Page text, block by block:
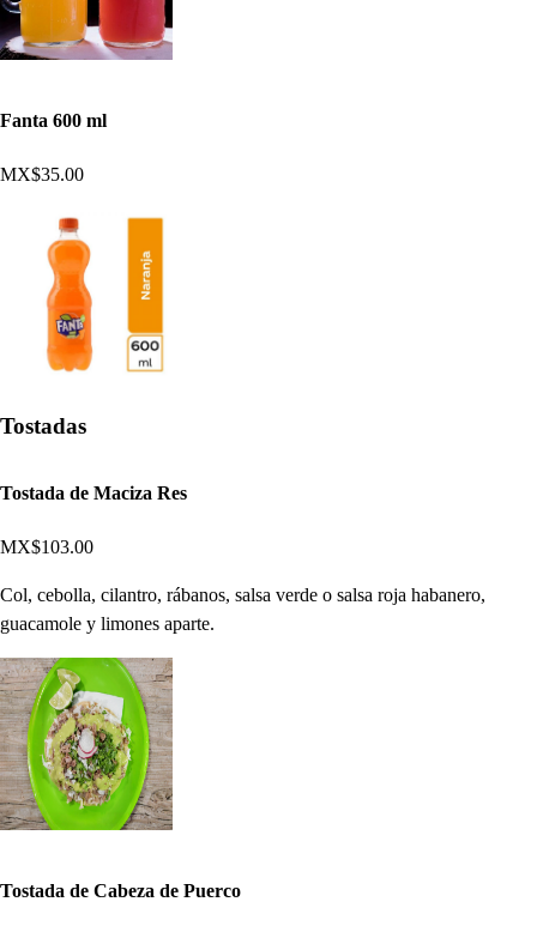
Fanta 600 ml
MX$35.00
Tostadas
Tostada de Maciza Res
MX$103.00
Col, cebolla, cilantro, rábanos, salsa verde o salsa roja habanero,
guacamole y limones aparte.
Tostada de Cabeza de Puerco